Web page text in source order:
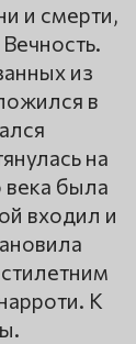
и смерти,
из
в
на
века была
входил и
К